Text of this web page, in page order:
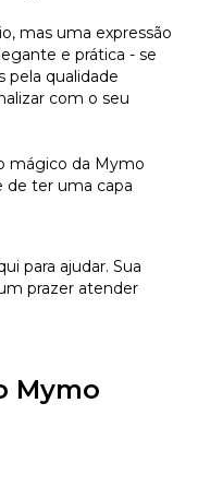
mas uma expressão
e prática - se
pela qualidade
com o seu
mágico da Mymo
de ter uma capa
para ajudar. Sua
prazer atender
Mymo